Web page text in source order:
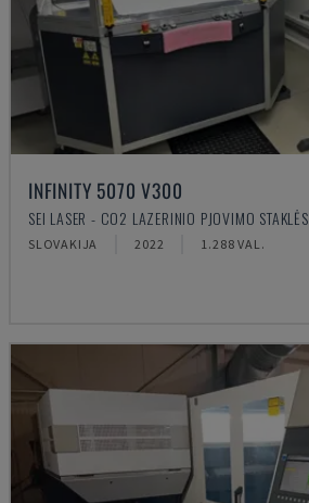
INFINITY 5070 V300
SEI LASER - CO2 LAZERINIO PJOVIMO STAKLĖS
SLOVAKIJA 2022 1.288 VAL.